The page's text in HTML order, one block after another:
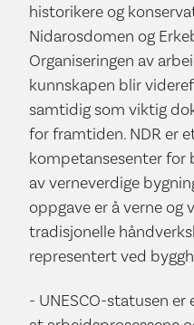
historikere og
Nidarosdomen og
Organiseringen av
kunnskapen blir
samtidig som viktig
for framtiden. NDR er
kompetansesenter for
av verneverdige
oppgave er å verne og
tradisjonelle
representert ved
- UNESCO-statusen